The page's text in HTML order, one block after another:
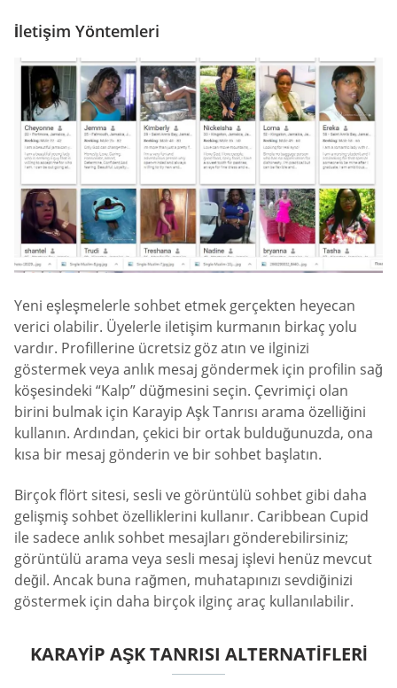
İletişim Yöntemleri
Yeni eşleşmelerle sohbet etmek gerçekten heyecan
verici olabilir. Üyelerle iletişim kurmanın birkaç yolu
vardır. Profillerine ücretsiz göz atın ve ilginizi
göstermek veya anlık mesaj göndermek için profilin sağ
köşesindeki “Kalp” düğmesini seçin. Çevrimiçi olan
birini bulmak için Karayip Aşk Tanrısı arama özelliğini
kullanın. Ardından, çekici bir ortak bulduğunuzda, ona
kısa bir mesaj gönderin ve bir sohbet başlatın.
Birçok flört sitesi, sesli ve görüntülü sohbet gibi daha
gelişmiş sohbet özelliklerini kullanır. Caribbean Cupid
ile sadece anlık sohbet mesajları gönderebilirsiniz;
görüntülü arama veya sesli mesaj işlevi henüz mevcut
değil. Ancak buna rağmen, muhatapınızı sevdiğinizi
göstermek için daha birçok ilginç araç kullanılabilir.
KARAYIP AŞK TANRISI ALTERNATIFLERI